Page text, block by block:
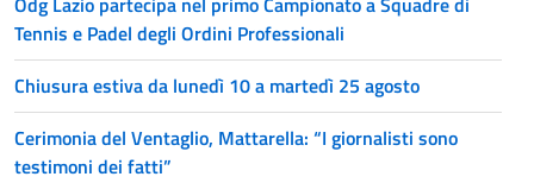
Tennis e Padel degli Ordini Professionali
Chiusura estiva da lunedì 10 a martedì 25 agosto
Cerimonia del Ventaglio, Mattarella: “I giornalisti sono
testimoni dei fatti”